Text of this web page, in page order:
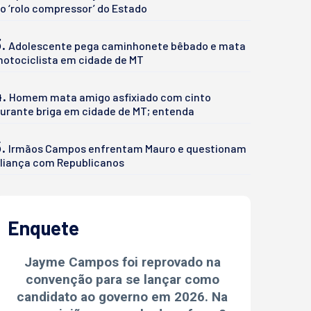
‘rolo compressor’ do Estado
Adolescente pega caminhonete bêbado e mata
em cidade de MT
Homem mata amigo asfixiado com cinto
briga em cidade de MT; entenda
Irmãos Campos enfrentam Mauro e questionam
com Republicanos
Enquete
Jayme Campos foi reprovado na
convenção para se lançar como
candidato ao governo em 2026. Na